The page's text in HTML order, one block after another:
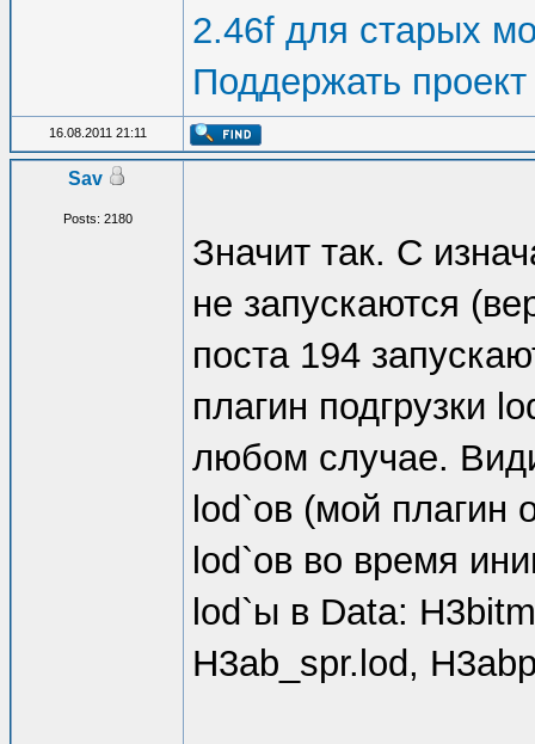
2.46f для старых
Поддержать проект
16.08.2011 21:11
Sav
Posts: 2180
Значит так. С
не запускаются
поста 194
плагин подгрузки
любом случае.
lod`ов (мой плагин
lod`ов во время
lod`ы в Data:
H3ab_spr.lod,